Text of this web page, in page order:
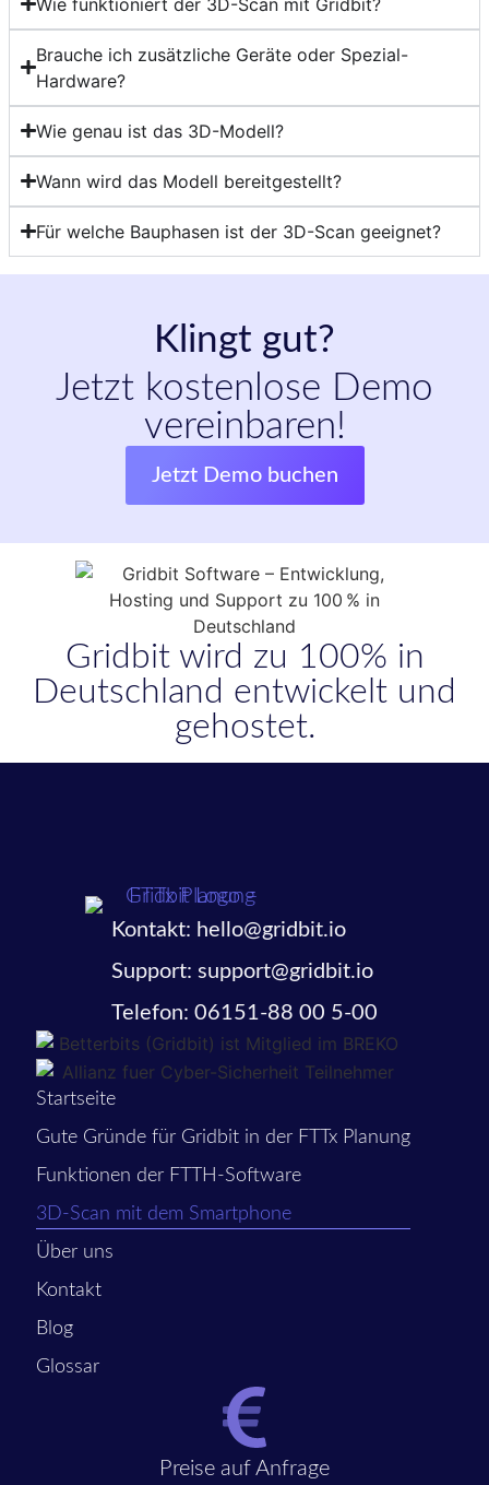
Brauche ich zusätzliche Geräte oder Spezial-
Hardware?
Wie genau ist das 3D-Modell?
Wann wird das Modell bereitgestellt?
Für welche Bauphasen ist der 3D-Scan geeignet?
Klingt gut?
Jetzt kostenlose Demo
vereinbaren!
Jetzt Demo buchen
Gridbit wird zu 100% in
Deutschland entwickelt und
gehostet.
Kontakt: hello@gridbit.io
Support: support@gridbit.io
Telefon: 06151-88 00 5-00
Preise auf Anfrage
Startseite
Gute Gründe für Gridbit in der FTTx Planung
Funktionen der FTTH-Software
3D-Scan mit dem Smartphone
Über uns
Kontakt
Blog
Glossar